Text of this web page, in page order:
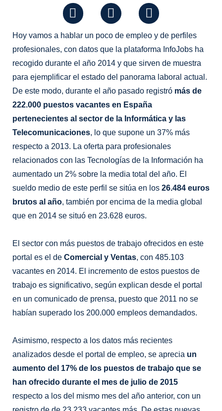
a
c
e
b
o
o
k
n
s
t
a
g
r
a
m
i
k
t
o
k
Hoy vamos a hablar un poco de empleo y de perfiles
profesionales, con datos que la plataforma InfoJobs ha
recogido durante el año 2014 y que sirven de muestra
para ejemplificar el estado del panorama laboral actual.
De este modo, durante el año pasado registró más de
222.000 puestos vacantes en España
pertenecientes al sector de la Informática y las
Telecomunicaciones, lo que supone un 37% más
respecto a 2013. La oferta para profesionales
relacionados con las Tecnologías de la Información ha
aumentado un 2% sobre la media total del año. El
sueldo medio de este perfil se sitúa en los 26.484 euros
brutos al año, también por encima de la media global
que en 2014 se situó en 23.628 euros.
El sector con más puestos de trabajo ofrecidos en este
portal es el de Comercial y Ventas, con 485.103
vacantes en 2014. El incremento de estos puestos de
trabajo es significativo, según explican desde el portal
en un comunicado de prensa, puesto que 2011 no se
habían superado los 200.000 empleos demandados.
Asimismo, respecto a los datos más recientes
analizados desde el portal de empleo, se aprecia un
aumento del 17% de los puestos de trabajo que se
han ofrecido durante el mes de julio de 2015
respecto a los del mismo mes del año anterior, con un